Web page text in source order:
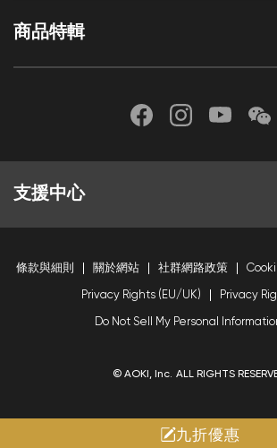
九折優惠
商品特輯
支援中心
條款與細則 關於網站 社群網路政策
Privacy Rights (EU/UK) Privacy
Do Not Sell My Personal
© AOKI, Inc. ALL RIGHTS